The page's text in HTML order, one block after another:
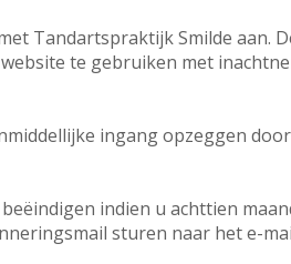
Tandartspraktijk Smilde aan.
te gebruiken met
ingang opzeggen
indien u achttien
sturen naar het e-